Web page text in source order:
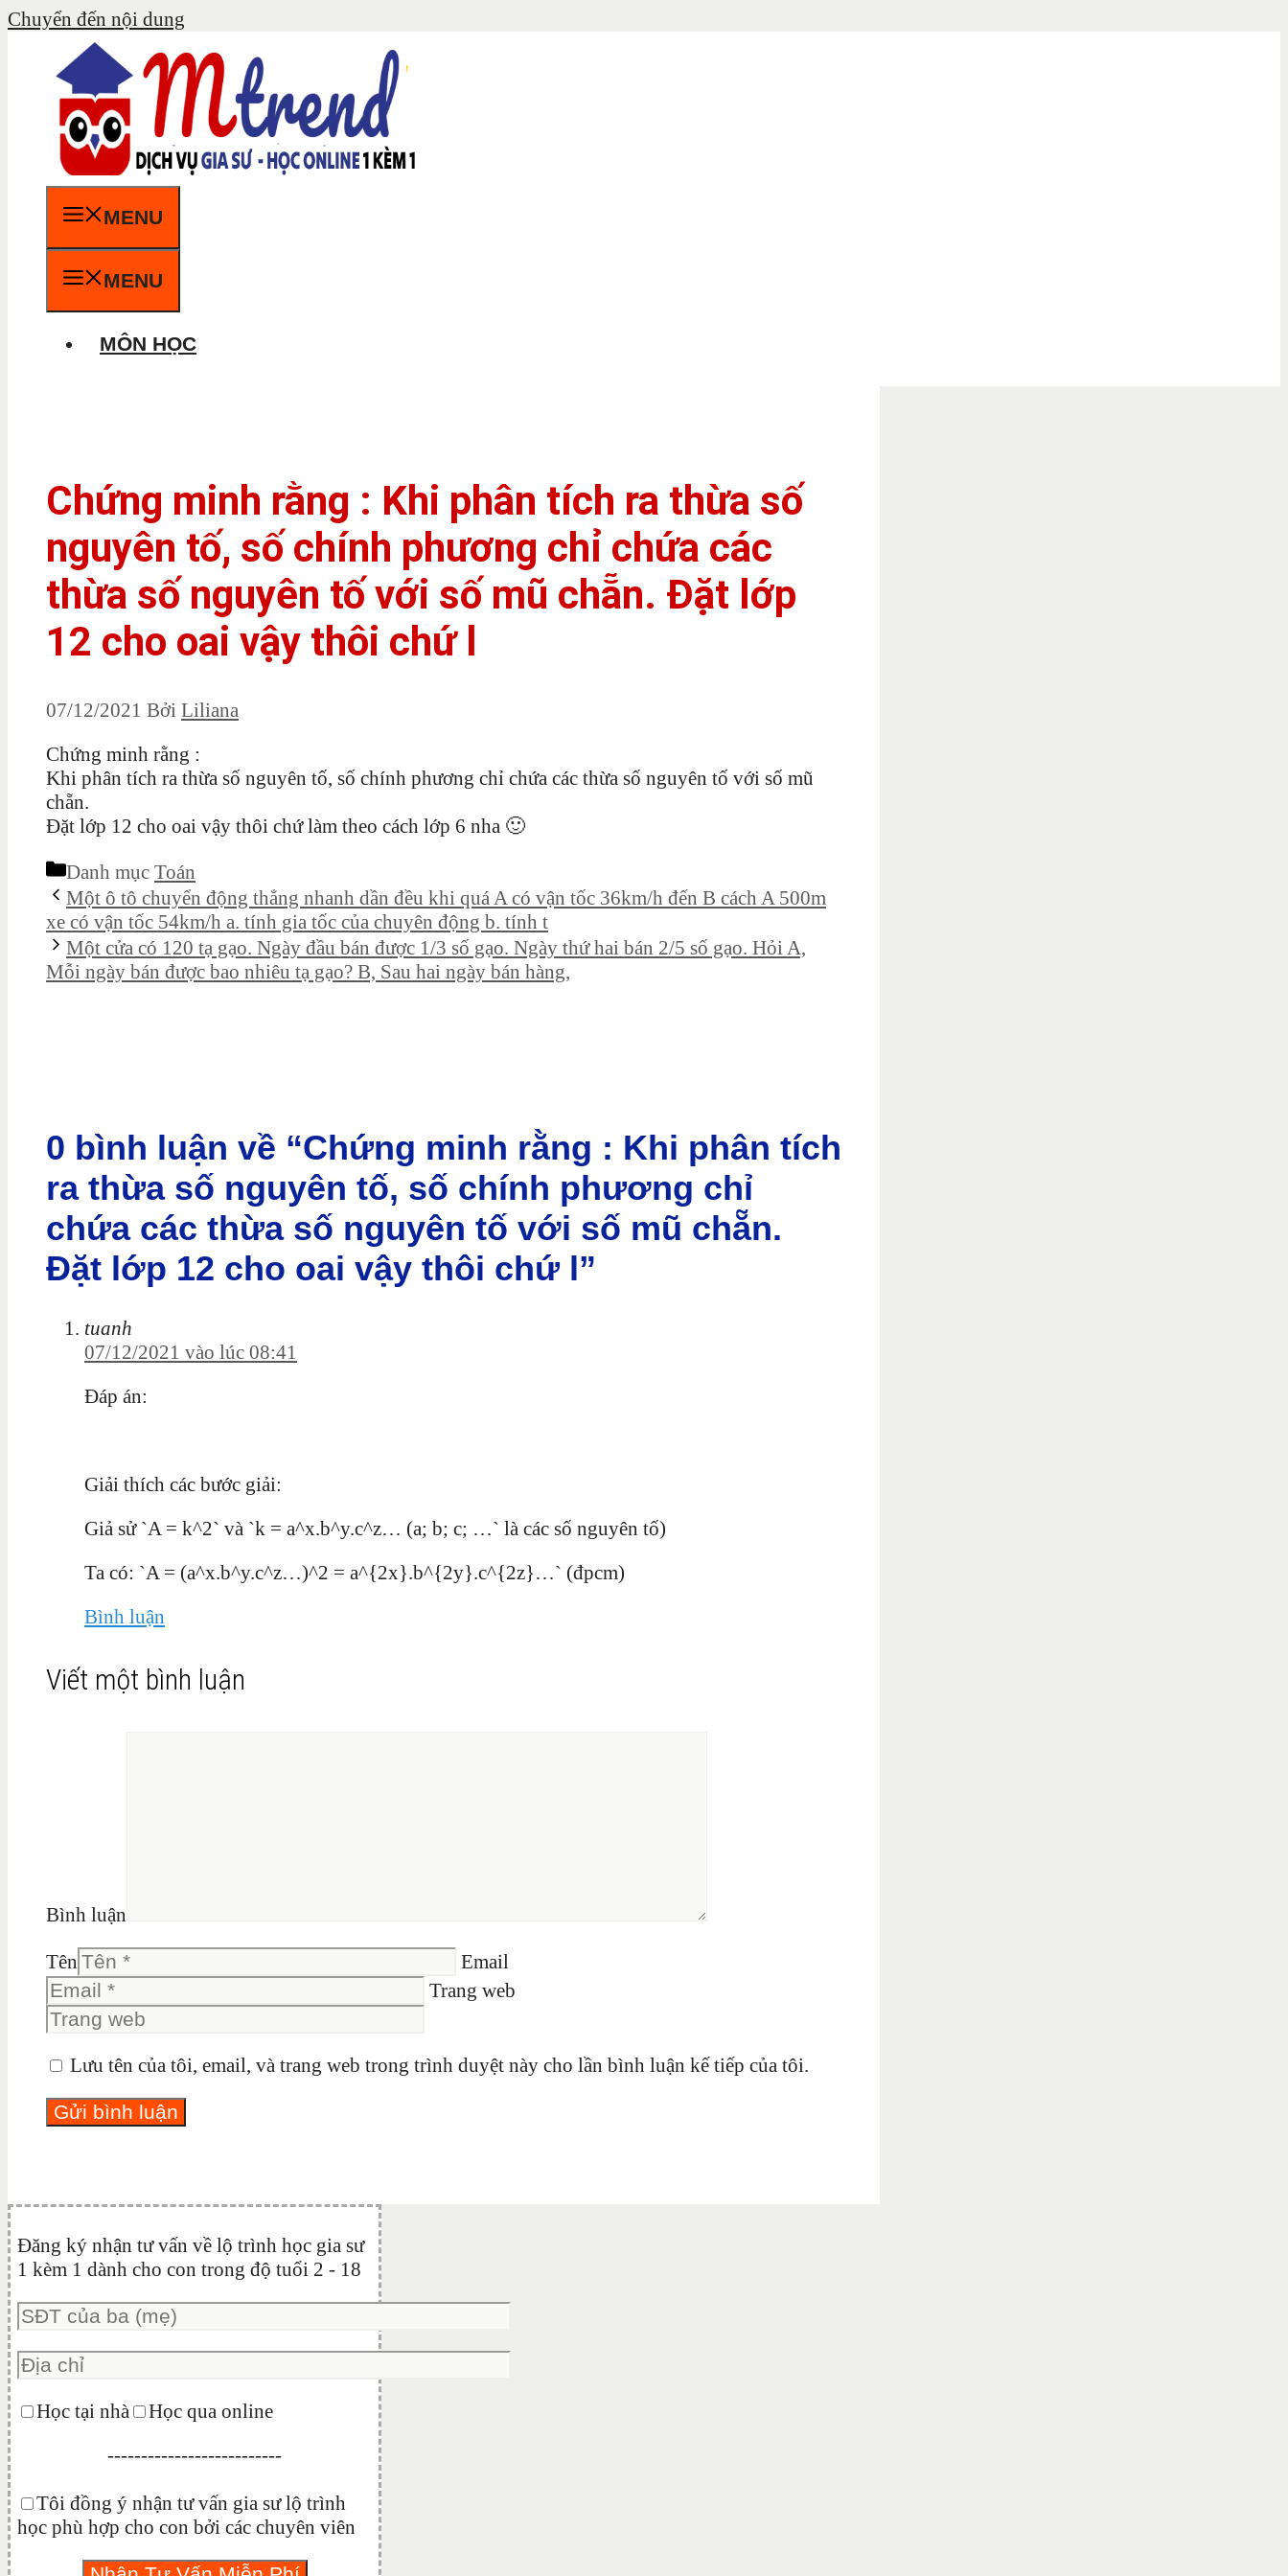
Chuyển đến nội dung
MENU
MENU
MÔN HỌC
Chứng minh rằng : Khi phân tích ra thừa số
nguyên tố, số chính phương chỉ chứa các
thừa số nguyên tố với số mũ chẵn. Đặt lớp
12 cho oai vậy thôi chứ l
07/12/2021 Bởi Liliana
Chứng minh rằng :
Khi phân tích ra thừa số nguyên tố, số chính phương chỉ chứa các thừa số nguyên tố với số mũ
chẵn.
Đặt lớp 12 cho oai vậy thôi chứ làm theo cách lớp 6 nha 🙂
Danh mục Toán
Một ô tô chuyển động thẳng nhanh dần đều khi quá A có vận tốc 36km/h đến B cách A 500m
xe có vận tốc 54km/h a. tính gia tốc của chuyên động b. tính t
Một cửa có 120 tạ gạo. Ngày đầu bán được 1/3 số gạo. Ngày thứ hai bán 2/5 số gạo. Hỏi A,
Mỗi ngày bán được bao nhiêu tạ gạo? B, Sau hai ngày bán hàng,
0 bình luận về “Chứng minh rằng : Khi phân tích
ra thừa số nguyên tố, số chính phương chỉ
chứa các thừa số nguyên tố với số mũ chẵn.
Đặt lớp 12 cho oai vậy thôi chứ l”
tuanh
07/12/2021 vào lúc 08:41
Đáp án:
Giải thích các bước giải:
Giả sử `A = k^2` và `k = a^x.b^y.c^z… (a; b; c; …` là các số nguyên tố)
Ta có: `A = (a^x.b^y.c^z…)^2 = a^{2x}.b^{2y}.c^{2z}…` (đpcm)
Bình luận
Viết một bình luận
Bình luận
Tên
Email
Trang web
Lưu tên của tôi, email, và trang web trong trình duyệt này cho lần bình luận kế tiếp của tôi.
Đăng ký nhận tư vấn về lộ trình học gia sư
1 kèm 1 dành cho con trong độ tuổi 2 - 18
Học tại nhà
Học qua online
--------------------------
Tôi đồng ý nhận tư vấn gia sư lộ trình
học phù hợp cho con bởi các chuyên viên